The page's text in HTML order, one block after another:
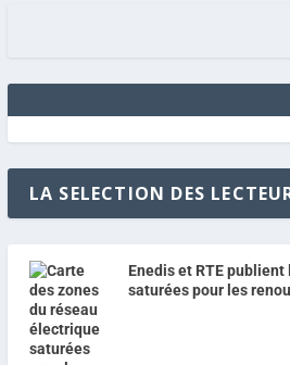
LA SELECTION DES
Enedis et RTE
saturées pour les